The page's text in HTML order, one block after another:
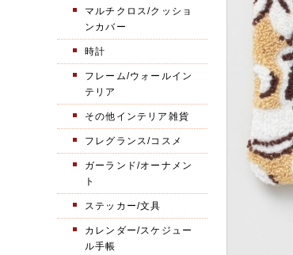
マルチクロス/クッショ
ンカバー
時計
フレーム/ウォールイン
テリア
その他インテリア雑貨
フレグランス/コスメ
ガーランド/オーナメン
ト
ステッカー/文具
カレンダー/スケジュー
ル手帳